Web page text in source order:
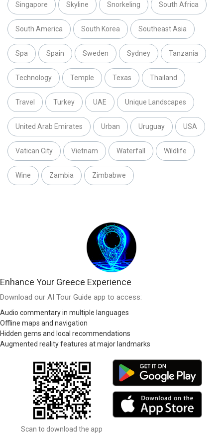
Singapore Skyline Snorkeling South Africa
South America South Korea Southeast Asia
Spa Spain Sweden Sydney Tanzania
Technology Temple Texas Thailand
Travel Turkey UAE Unique Landscapes
United Arab Emirates Urban Uruguay USA
Vatican City Vietnam Waterfall Wildlife
Wine Zambia Zimbabwe
Enhance Your Greece Experience
Download our AI Tour Guide app to access:
Audio commentary in multiple languages
Offline maps and navigation
Hidden gems and local recommendations
Augmented reality features at major landmarks
Scan to download the app